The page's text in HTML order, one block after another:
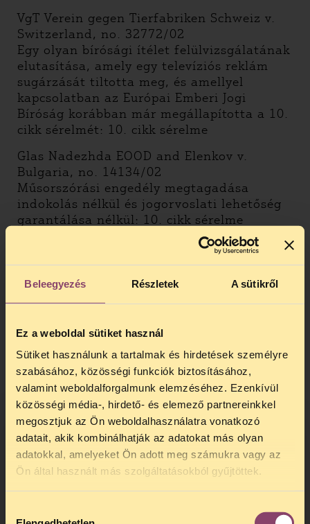
Beleegyezés Részletek A sütikről
Ez a weboldal sütiket használ
Sütiket használunk a tartalmak és hirdetések személyre
szabásához, közösségi funkciók biztosításához,
valamint weboldalforgalmunk elemzéséhez. Ezenkívül
közösségi média-, hirdető- és elemező partnereinkkel
megosztjuk az Ön weboldalhasználatra vonatkozó
adatait, akik kombinálhatják az adatokat más olyan
adatokkal, amelyeket Ön adott meg számukra vagy az
Ön által használt más szolgáltatásokból gyűjtöttek.
VgT Verein gegen Tierfabriken Schweiz v.
Switzerland, no. 32772/02
Egy olyan bírósági ítélet felülvizsgálatának
elutasítása, amely egy televíziós reklám
sugárzását tiltotta meg, és amellyel
kapcsolatban az Európai Emberi Jogi
Bíróság korábban már megállapította a 10.
cikk sérelmét: 10. cikk sérelme
Glas Nadezhda EOOD and Elenkov v.
Bulgaria, no. 14134/02
Műsorszórási engedély megtagadása
indokolás nélkül és jogorvoslati lehetőség
garantálása nélkül: 10. cikk sérelme
Kanellopoulou v. Greece, no. 28504/05
Egy páciens büntetőjogi felelősségre
vonása egy plasztikai sebésszel szemben
elkövetett rágalmazásért miután az
szenzációhajhászó sajtóban: 10. cikk
sérelme
Voskuil v. the Netherlands, no. 64752/01
Egy újságíró fogvatartása abból a célból,
hogy információforrását felfedje: 10. cikk
sérelme
Tillack v. Belgium, no. 20477/05
Egy Európai Uniós hivatalnok
megvesztegetésével vádolt újságíró
lakásában és irodájában végzett
TELEFONOS JOGSEGÉLY
SZÜNET!